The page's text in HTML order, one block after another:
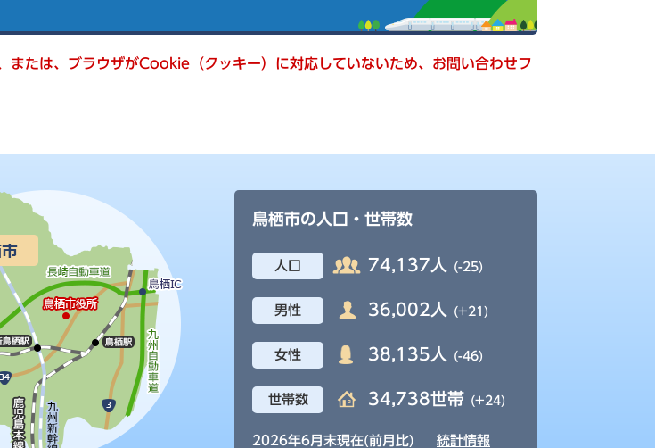
たは、ブラウザがCookie（クッキー）に対応していないため、お問い合わせフ
鳥栖市の人口・世帯数
人口 74,137人 (-25)
男性 36,002人 (+21)
女性 38,135人 (-46)
世帯数 34,738世帯 (+24)
2026年6月末現在(前月比) 統計情報